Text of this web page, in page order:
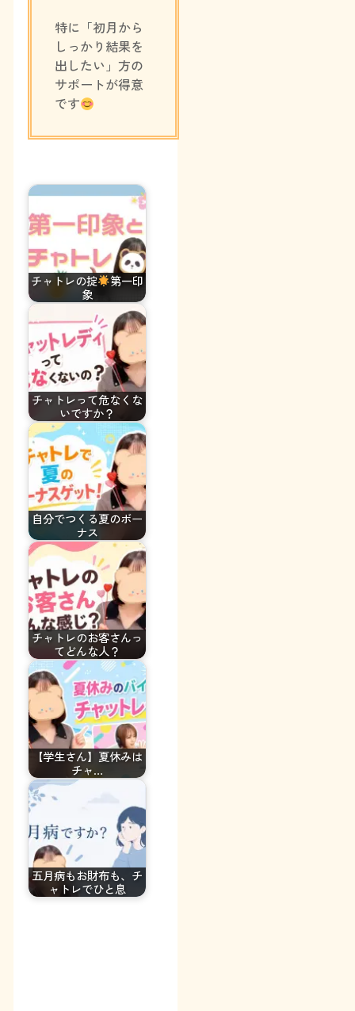
特に「初月から
しっかり結果を
出したい」方の
サポートが得意
です
チャトレの掟
第一印
象
チャトレって危なくな
いですか？
自分でつくる夏のボー
ナス
チャトレのお客さんっ
てどんな人？
【学生さん】夏休みは
チャ…
五月病もお財布も、チ
ャトレでひと息